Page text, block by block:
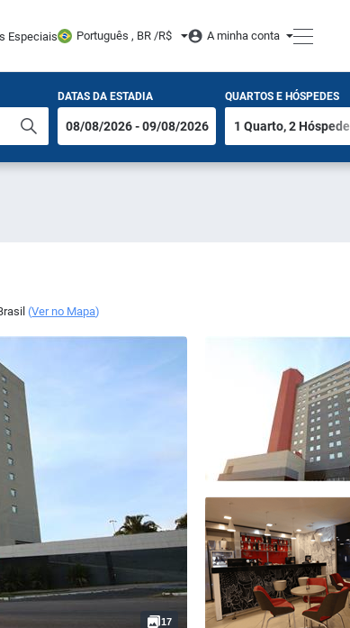
Especiais Português , BR /R$ A minha conta
DATAS DA ESTADIA QUARTOS E HÓSPEDES
(Ver no Mapa)
17